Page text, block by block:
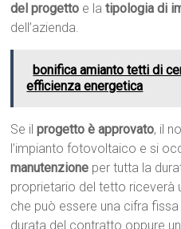
del progetto e latipologia di
dell’azienda.
bonifica amianto tetti di
efficienza energetica
Se ilprogetto è approvato, il
l’impianto fotovoltaico e si
manutenzione per tutta la
proprietario del tetto riceverà
che può essere una cifra
durata del contratto oppure